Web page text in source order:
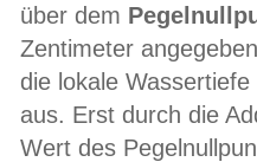
über dem
Zentimeter
die lokale
aus. Erst durch die
Wert des